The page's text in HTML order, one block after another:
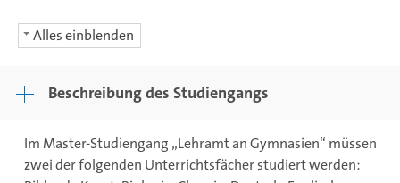
Alles einblenden
Beschreibung des Studiengangs
Im Master-Studiengang „Lehramt an Gymnasien“ müssen
zwei der folgenden Unterrichtsfächer studiert werden: